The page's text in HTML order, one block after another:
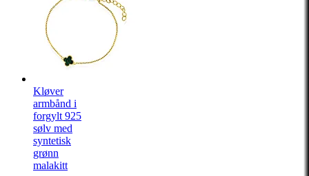
Kløver
armbånd i
forgylt 925
sølv med
syntetisk
grønn
malakitt